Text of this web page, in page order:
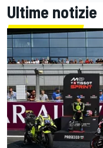
Ultime notizie